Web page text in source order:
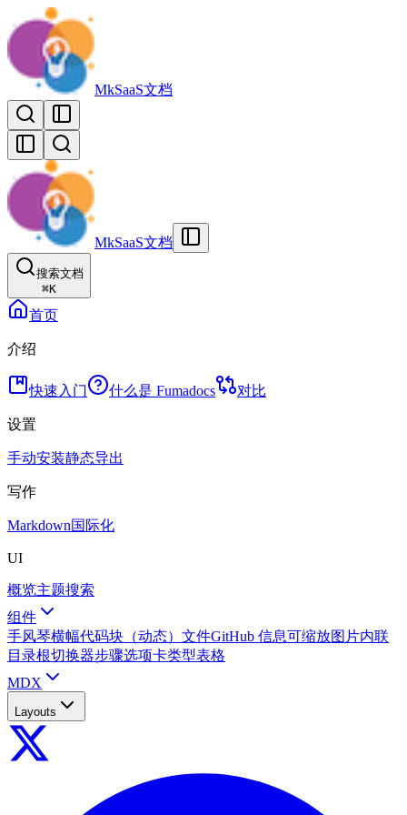
MkSaaS文档
MkSaaS文档
搜索文档
⌘K
首页
介绍
快速入门 什么是 Fumadocs 对比
设置
手动安装静态导出
写作
Markdown国际化
UI
概览主题搜索
组件
手风琴横幅代码块（动态） 文件GitHub 信息可缩放图片内联
目录根切换器步骤选项卡类型表格
MDX
Layouts